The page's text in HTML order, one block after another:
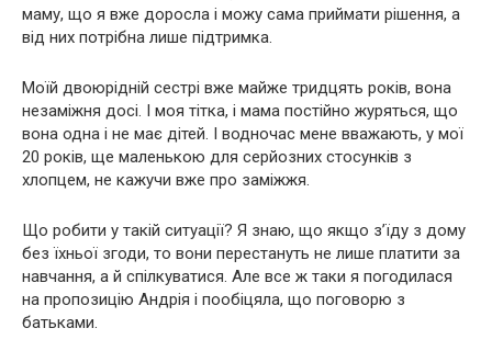
маму, що я вже доросла і можу сама приймати рішення, а
від них потрібна лише підтримка.
Моїй двоюрідній сестрі вже майже тридцять років, вона
незаміжня досі. І моя тітка, і мама постійно журяться, що
вона одна і не має дітей. І водночас мене вважають, у мої
20 років, ще маленькою для серйозних стосунків з
хлопцем, не кажучи вже про заміжжя.
Що робити у такій ситуації? Я знаю, що якщо з’їду з дому
без їхньої згоди, то вони перестануть не лише платити за
навчання, а й спілкуватися. Але все ж таки я погодилася
на пропозицію Андрія і пообіцяла, що поговорю з
батьками.